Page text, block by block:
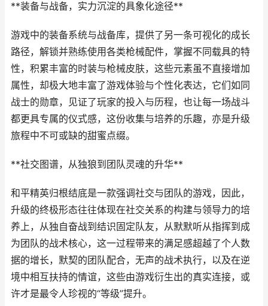
**装备与战备，实力沉淀的具象化途径**
游戏中的装备系统与战备库，提供了另一条可视化的成长
路径，解锁并熟练使用各类枪械配件，掌握不同载具的特
性，积累丰富的时装与枪械皮肤，这些元素虽不直接增加
属性，却极大地丰富了游戏体验与个性化表达，它们如同
战士的勋章，见证了玩家的投入与历程，也让每一场战斗
都更具专属的仪式感，这份收集与培养的乐趣，亦是升级
旅程中不可或缺的甜蜜点缀。
**社交图谱，从独狼到团队灵魂的升华**
和平精英归根结底是一款强调社交与团队的游戏，因此，
升级的终极形态往往体现在社交关系的构建与领导力的培
养上，从独自奋战到结识固定队友，从默默听从指挥到成
为团队的战术核心，这一过程带来的满足感超越了个人数
据的增长，默契的团队配合，无声的战术执行，以及在逆
境中相互扶持的情谊，这些由游戏衍生出的真实连接，或
许才是最令人珍视的“等级”提升。